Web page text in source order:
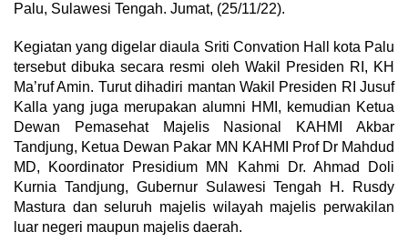
Palu, Sulawesi Tengah. Jumat, (25/11/22).
Kegiatan yang digelar diaula Sriti Convation Hall kota Palu
tersebut dibuka secara resmi oleh Wakil Presiden RI, KH
Ma’ruf Amin. Turut dihadiri mantan Wakil Presiden RI Jusuf
Kalla yang juga merupakan alumni HMI, kemudian Ketua
Dewan Pemasehat Majelis Nasional KAHMI Akbar
Tandjung, Ketua Dewan Pakar MN KAHMI Prof Dr Mahdud
MD, Koordinator Presidium MN Kahmi Dr. Ahmad Doli
Kurnia Tandjung, Gubernur Sulawesi Tengah H. Rusdy
Mastura dan seluruh majelis wilayah majelis perwakilan
luar negeri maupun majelis daerah.